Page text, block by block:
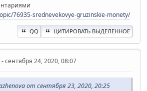
76935-srednevekovye-gruzinskie-monety/
QQ ЦИТИРОВАТЬ ВЫДЕЛЕННОЕ
- сентября 24, 2020, 08:07
от сентября 23, 2020, 20:25